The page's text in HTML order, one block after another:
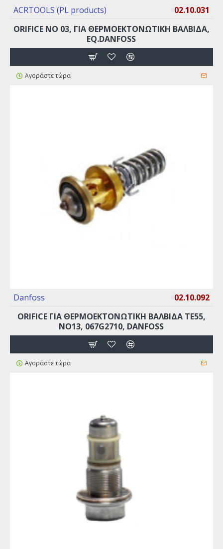
ACRTOOLS (PL products)
02.10.031
ORIFICE ΝO 03, ΓΙΑ ΘΕΡΜΟΕΚΤΟΝΩΤΙΚΉ ΒΑΛΒΊΔΑ,
EQ.DANFOSS
Αγοράστε τώρα
Danfoss
02.10.092
ORIFICE ΓΙΑ ΘΕΡΜΟΕΚΤΟΝΩΤΙΚΉ ΒΑΛΒΊΔΑ ΤΕ55,
ΝO13, 067G2710, DANFOSS
Αγοράστε τώρα